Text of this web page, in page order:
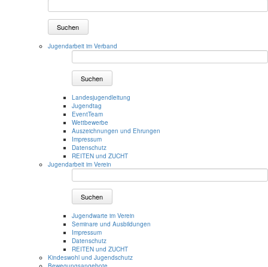
Suchen
Jugendarbeit im Verband
Suchen
Landesjugendleitung
Jugendtag
EventTeam
Wettbewerbe
Auszeichnungen und Ehrungen
Impressum
Datenschutz
REITEN und ZUCHT
Jugendarbeit im Verein
Suchen
Jugendwarte im Verein
Seminare und Ausbildungen
Impressum
Datenschutz
REITEN und ZUCHT
Kindeswohl und Jugendschutz